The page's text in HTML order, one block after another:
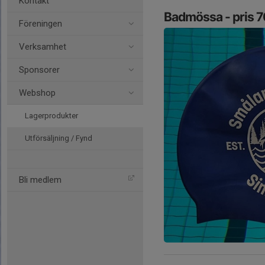
Föreningen
Verksamhet
Sponsorer
Webshop
Lagerprodukter
Utförsäljning / Fynd
Bli medlem
Badmössa - pris